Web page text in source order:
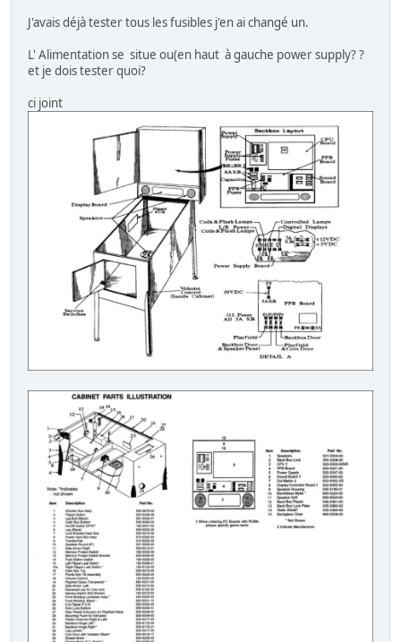
J'avais déjà tester tous les fusibles j'en ai changé un.
L' Alimentation se situe ou(en haut à gauche power supply? ?
et je dois tester quoi?
ci joint